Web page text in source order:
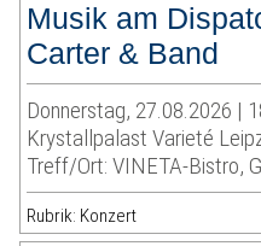
Musik am
Carter & Band
Donnerstag, 27.08.2026 |
Krystallpalast Varieté
Treff/Ort: VINETA-Bistro,
Rubrik: Konzert